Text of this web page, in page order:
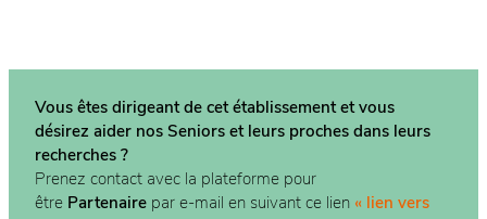
Vous êtes dirigeant de cet établissement et vous
désirez aider nos Seniors et leurs proches dans leurs
recherches ?
Prenez contact avec la plateforme pour
être Partenaire par e-mail en suivant ce lien « lien vers